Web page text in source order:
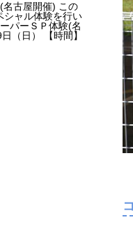
古屋開催) この
シャル体験を行い
パーＳＰ体験(名
（日） 【時間】